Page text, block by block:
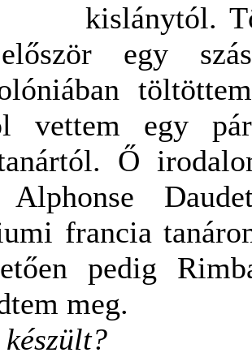
kislánytól.
egy
vettem egy
Ő
Alphonse
francia
pedig
meg.